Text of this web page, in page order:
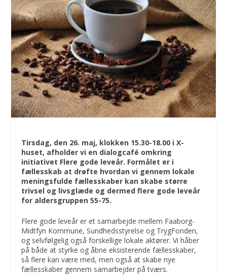
Tirsdag, den 26. maj, klokken 15.30-18.00 i X-
huset, afholder vi en dialogcafé omkring
initiativet Flere gode leveår. Formålet er i
fællesskab at drøfte hvordan vi gennem lokale
meningsfulde fællesskaber kan skabe større
trivsel og livsglæde og dermed flere gode leveår
for aldersgruppen 55-75.
Flere gode leveår er et samarbejde mellem Faaborg-
Midtfyn Kommune, Sundhedsstyrelse og TrygFonden,
og selvfølgelig også forskellige lokale aktører. Vi håber
på både at styrke og åbne eksisterende fællesskaber,
så flere kan være med, men også at skabe nye
fællesskaber gennem samarbejder på tværs.